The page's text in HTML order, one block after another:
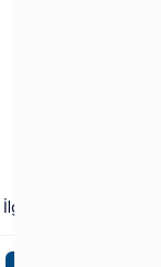
İlgili SKA: